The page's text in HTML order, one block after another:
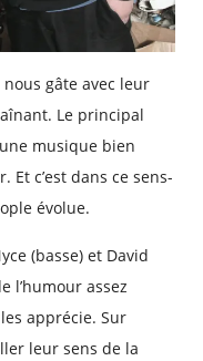
gâte avec leur
Le principal
musique bien
c’est dans ce sens-
évolue.
(basse) et David
l’humour assez
apprécie. Sur
leur sens de la